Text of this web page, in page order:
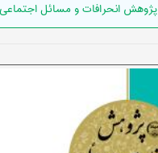
پژوهش انحرافات و مسائل اجتماعی